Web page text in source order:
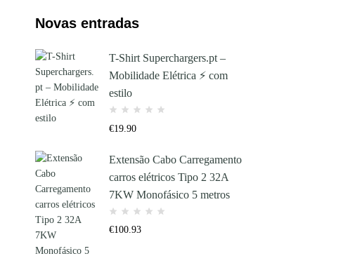
Novas entradas
T-Shirt Superchargers.pt –
Mobilidade Elétrica ⚡ com
estilo
€19.90
Extensão Cabo Carregamento
carros elétricos Tipo 2 32A
7KW Monofásico 5 metros
€100.93